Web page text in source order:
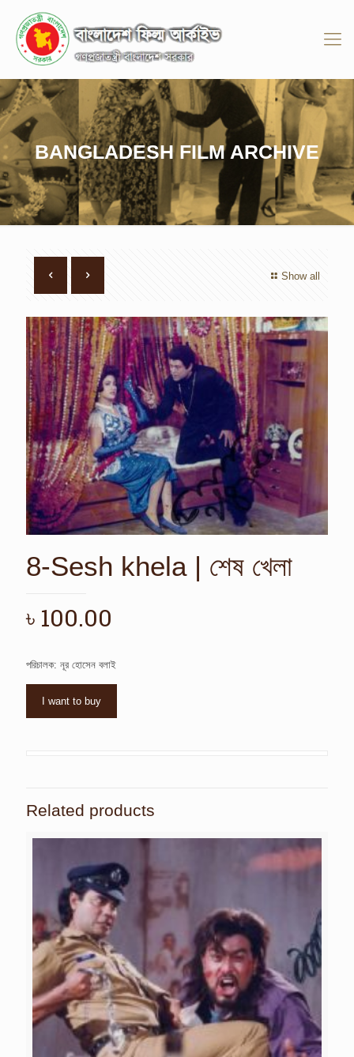
BANGLADESH FILM ARCHIVE
Show all
8-Sesh khela | শেষ খেলা
৳ 100.00
পরিচালক: নূর হোসেন বলাই
I want to buy
Related products